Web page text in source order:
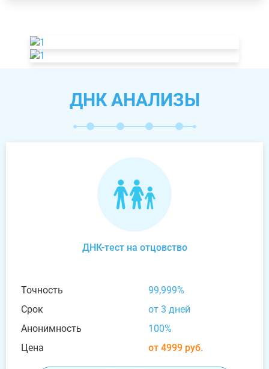
ДНК АНАЛИЗЫ
ДНК-тест на отцовство
Точность
99,999%
Срок
от 3 дней
Анонимность
100%
Цена
от 4999 руб.